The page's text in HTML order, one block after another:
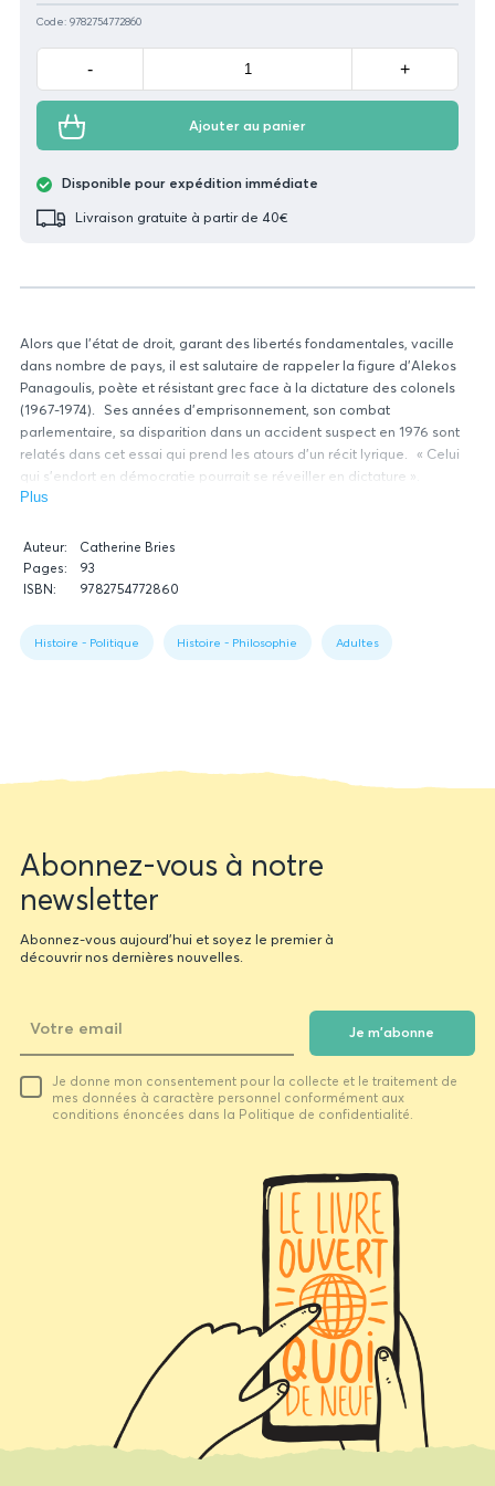
Alors que l’état de droit, garant des libertés fondamentales, vacille
dans nombre de pays, il est salutaire de rappeler la figure d’Alekos
Panagoulis, poète et résistant grec face à la dictature des colonels
(1967-1974). Ses années d’emprisonnement, son combat
parlementaire, sa disparition dans un accident suspect en 1976 sont
relatés dans cet essai qui prend les atours d’un récit lyrique. « Celui
qui s’endort en démocratie pourrait se réveiller en dictature ».
Inspirée par ces mots de René Cassin, Catherine Bries évoque un
chemin et l’engagement. Une mise en lumière indispensable quand
résonne à nouveau le bruit des bottes.
Plus
Données
relatives
du
livre
Auteur:
Catherine Bries
Pages:
93
ISBN:
9782754772860
1:
Book
Histoire - Politique Histoire - Philosophie Adultes
Code: 9782754772860
Minus
- Plus
+
Ajouter au panier
Disponible pour expédition immédiate
Livraison gratuite à partir de 40€
Newsletter
form
Abonnez-vous à notre
newsletter
Abonnez-vous aujourd'hui et soyez le premier à
découvrir nos dernières nouvelles.
email
Je m'abonne
Je donne mon consentement pour la collecte et le traitement de
mes données à caractère personnel conformément aux
conditions énoncées dans la Politique de confidentialité.